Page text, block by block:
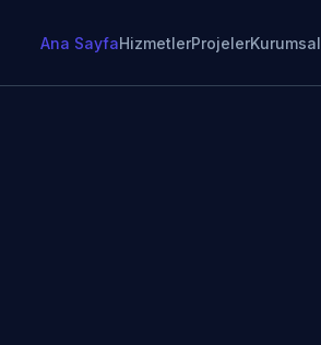
Ana SayfaHizmetlerProjelerKurumsal